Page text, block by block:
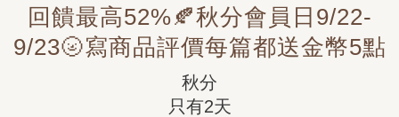
回饋最高52%🍂秋分會員日9/22-
9/23🌝寫商品評價每篇都送金幣5點
秋分
只有2天